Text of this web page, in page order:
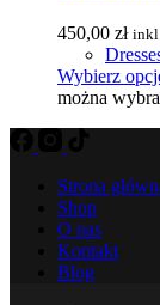
450,00 zł
Wybierz
można
Strona
Shop
O nas
Kontakt
Blog